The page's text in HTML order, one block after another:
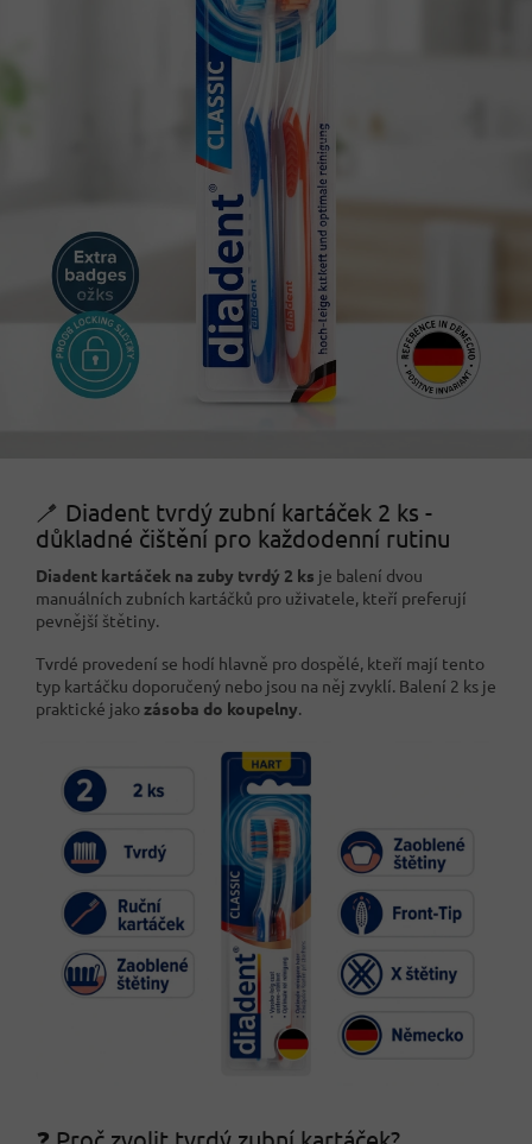
🪥 Diadent tvrdý zubní kartáček 2 ks -
důkladné čištění pro každodenní rutinu
Diadent kartáček na zuby tvrdý 2 ks je balení dvou
manuálních zubních kartáčků pro uživatele, kteří preferují
pevnější štětiny.
Tvrdé provedení se hodí hlavně pro dospělé, kteří mají tento
typ kartáčku doporučený nebo jsou na něj zvyklí. Balení 2 ks je
praktické jakozásoba do koupelny.